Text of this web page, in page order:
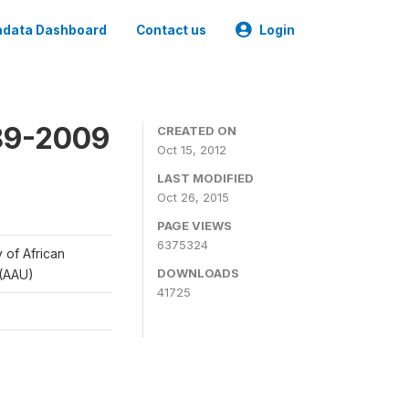
Dashboard Contact us Login
2009
of African
CREATED ON
Oct 15, 2012
LAST MODIFIED
Oct 26, 2015
PAGE VIEWS
6375324
DOWNLOADS
41725